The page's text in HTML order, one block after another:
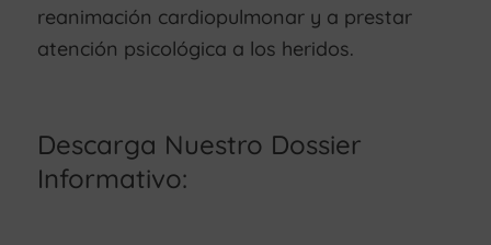
reanimación cardiopulmonar y a prestar
atención psicológica a los heridos.
Descarga Nuestro Dossier
Informativo: